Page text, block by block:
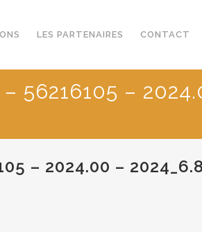
LES PARTENAIRES CONTACT
56216105 –
– 2024.00 –